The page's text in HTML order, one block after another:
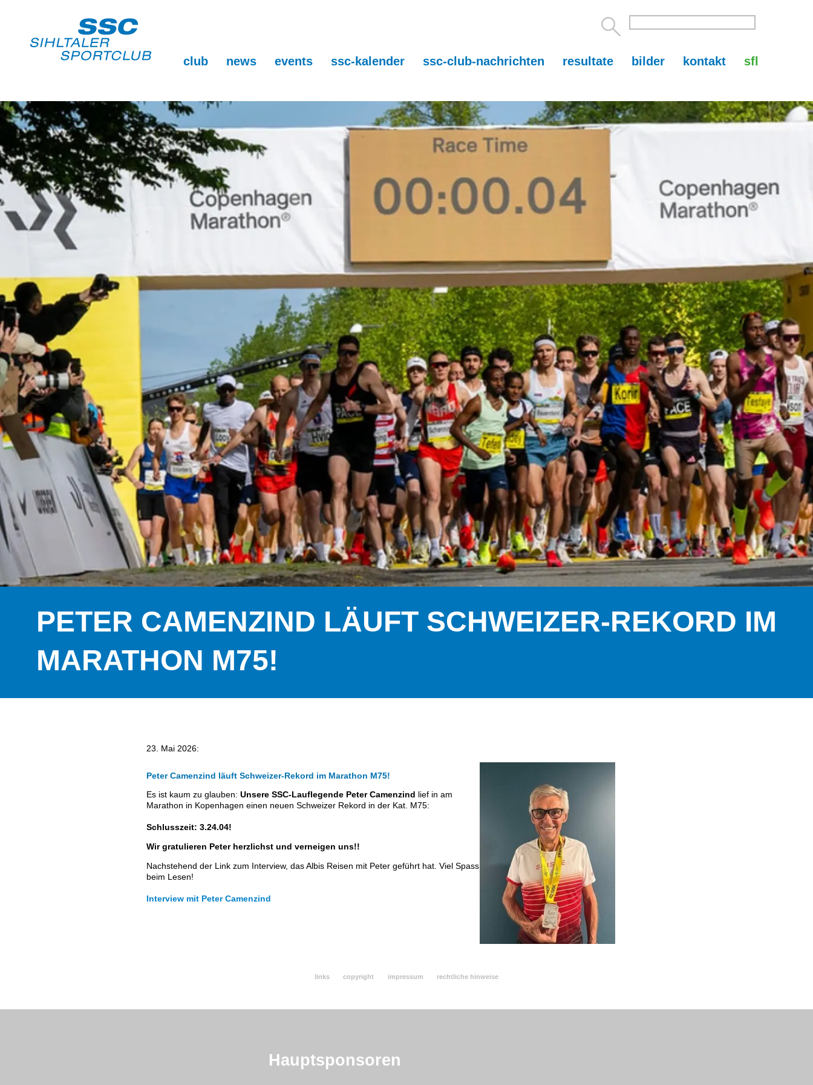
club news events ssc-kalender ssc-club-nachrichten resultate bilder kontakt sfl
club
ssc-vorstand
trainingsgruppen
montagabend ganzkörpertraining
dienstagmorgen walking
dienstagabend aqua-fit
dienstagabend biken
mittwochabend laufen
mittwochabend walking
donnerstagabend body-toning
donnerstagabend rennrad-ausfahrten
berichte
fotos + filme
touren
freitagabend triathlon-schwimmen
samstagmorgen-trainings
bestenlisten
marktplatz
ssc-mitglieder-adressliste
ssc-gv 2026 (alle unterlagen)
protokolle gv 2015 – 2025
PETER CAMENZIND LÄUFT SCHWEIZER-REKORD IM
MARATHON M75!
23. Mai 2026:
Peter Camenzind läuft Schweizer-Rekord im Marathon M75!
Es ist kaum zu glauben: Unsere SSC-Lauflegende Peter Camenzind lief in am
Marathon in Kopenhagen einen neuen Schweizer Rekord in der Kat. M75:
Schlusszeit: 3.24.04!
Wir gratulieren Peter herzlichst und verneigen uns!!
Nachstehend der Link zum Interview, das Albis Reisen mit Peter geführt hat. Viel Spass
beim Lesen!
Interview mit Peter Camenzind
links copyright impressum rechtliche hinweise
Hauptsponsoren